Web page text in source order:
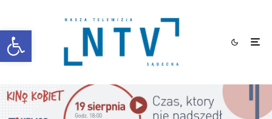
Otwórz pasek narzędzi